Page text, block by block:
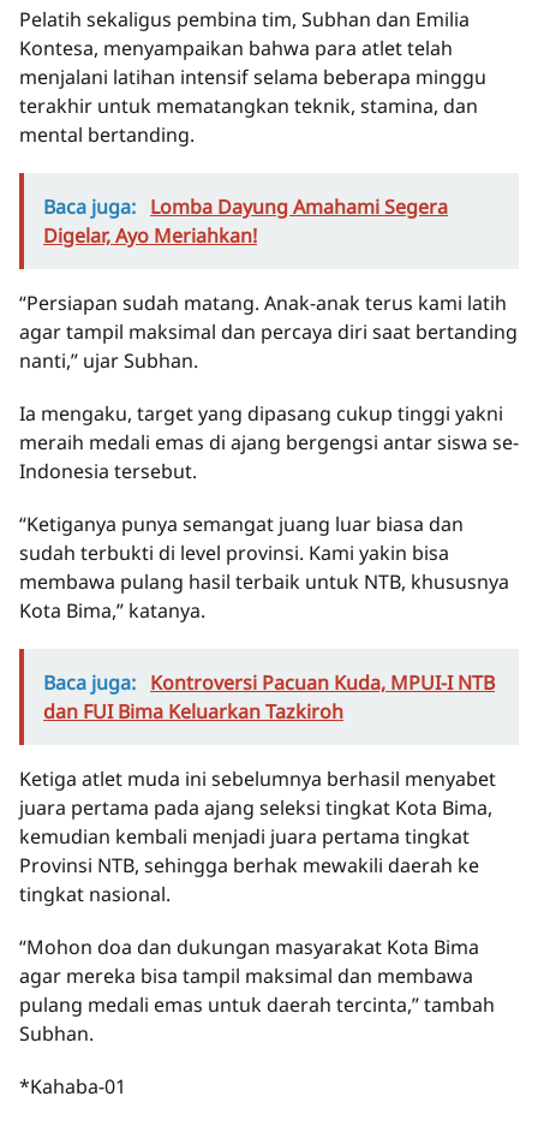
Pelatih sekaligus pembina tim, Subhan dan Emilia
Kontesa, menyampaikan bahwa para atlet telah
menjalani latihan intensif selama beberapa minggu
terakhir untuk mematangkan teknik, stamina, dan
mental bertanding.
Baca juga: Lomba Dayung Amahami Segera
Digelar, Ayo Meriahkan!
“Persiapan sudah matang. Anak-anak terus kami latih
agar tampil maksimal dan percaya diri saat bertanding
nanti,” ujar Subhan.
Ia mengaku, target yang dipasang cukup tinggi yakni
meraih medali emas di ajang bergengsi antar siswa se-
Indonesia tersebut.
“Ketiganya punya semangat juang luar biasa dan
sudah terbukti di level provinsi. Kami yakin bisa
membawa pulang hasil terbaik untuk NTB, khususnya
Kota Bima,” katanya.
Baca juga: Kontroversi Pacuan Kuda, MPUI-I NTB
dan FUI Bima Keluarkan Tazkiroh
Ketiga atlet muda ini sebelumnya berhasil menyabet
juara pertama pada ajang seleksi tingkat Kota Bima,
kemudian kembali menjadi juara pertama tingkat
Provinsi NTB, sehingga berhak mewakili daerah ke
tingkat nasional.
“Mohon doa dan dukungan masyarakat Kota Bima
agar mereka bisa tampil maksimal dan membawa
pulang medali emas untuk daerah tercinta,” tambah
Subhan.
*Kahaba-01